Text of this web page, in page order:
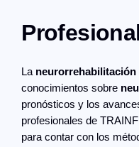
La neurorrehabilitación
conocimientos sobre
pronósticos y los
profesionales de
para contar con los